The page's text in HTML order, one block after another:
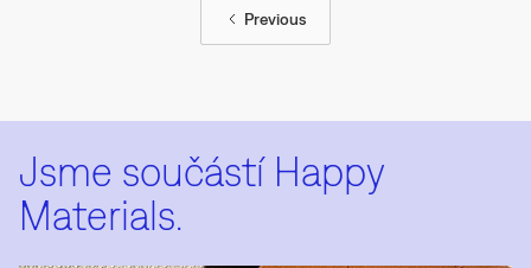
Previous
Jsme součástí Happy
Materials.